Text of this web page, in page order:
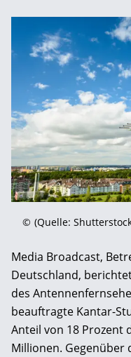
© (Quelle:
Media Broadcast,
Deutschland,
des
beauftragte Kantar-
Anteil von 18 Prozent
Millionen. Gegenüber